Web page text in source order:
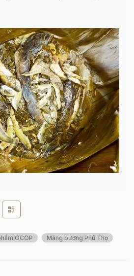
- Món ăn đãi khách quý của người
OCOP Măng bương Phú Thọ